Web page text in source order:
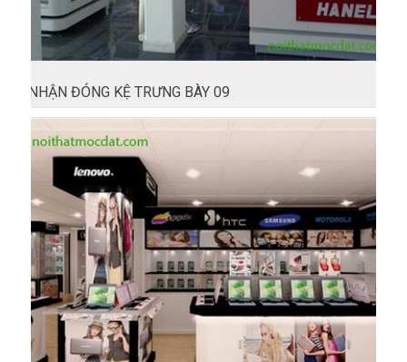
NHẬN ĐÓNG KỆ TRƯNG BÀY 09